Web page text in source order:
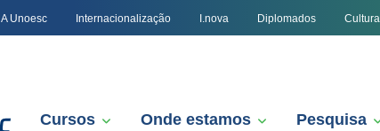
A Unoesc Internacionalização I.nova Diplomados Cultura
Cursos Onde estamos Pesquisa